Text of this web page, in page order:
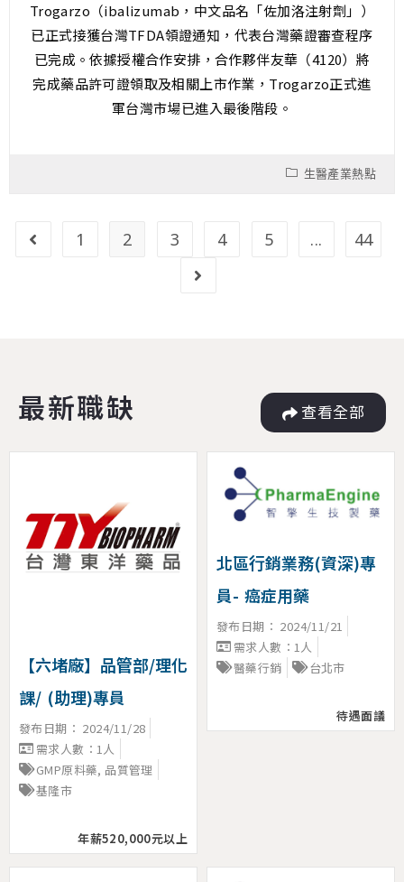
Trogarzo（ibalizumab，中文品名「佐加洛注射劑」）
已正式接獲台灣TFDA領證通知，代表台灣藥證審查程序
已完成。依據授權合作安排，合作夥伴友華（4120）將
完成藥品許可證領取及相關上市作業，Trogarzo正式進
軍台灣市場已進入最後階段。
生醫產業熱點
1 2 3 4 5 ... 44
最新職缺 查看全部
【六堵廠】品管部/理化
課/ (助理)專員
發布日期： 2024/11/28
需求人數：1人
GMP原料藥, 品質管理
基隆市
年薪520,000元以上
北區行銷業務(資深)專
員- 癌症用藥
發布日期： 2024/11/21
需求人數：1人
醫藥行銷
台北市
待遇面議